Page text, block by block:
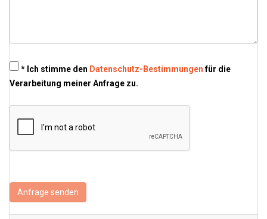
* Ich stimme den Datenschutz-Bestimmungenfür die
Verarbeitung meiner Anfrage zu.
Anfrage senden